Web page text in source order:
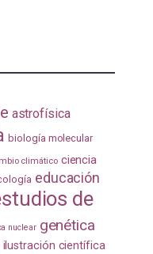
astrofísica
biología molecular
climático ciencia
educación
de
nuclear genética
ilustración científica